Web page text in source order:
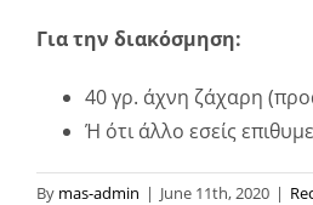
Για την διακόσμηση:
40 γρ. άχνη ζάχαρη
Ή ότι άλλο εσείς
By mas-admin | June 11th, 2020 |